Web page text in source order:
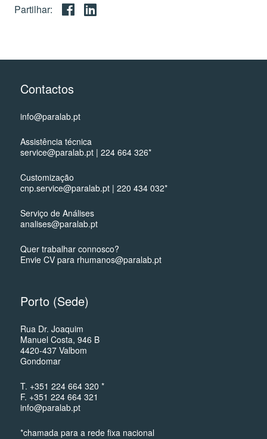
Partilhar:
Contactos
info@paralab.pt
Assistência técnica
service@paralab.pt | 224 664 326*
Customização
cnp.service@paralab.pt | 220 434 032*
Serviço de Análises
analises@paralab.pt
Quer trabalhar connosco?
Envie CV para rhumanos@paralab.pt
Porto (Sede)
Rua Dr. Joaquim
Manuel Costa, 946 B
4420-437 Valbom
Gondomar
T. +351 224 664 320 *
F. +351 224 664 321
info@paralab.pt
*chamada para a rede fixa nacional